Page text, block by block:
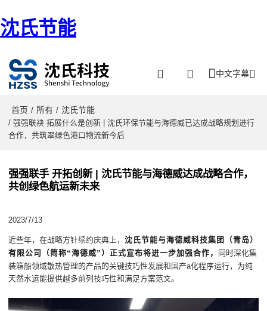
沈氏节能
中文字幕
首页 / 所有 / 沈氏节能
/ 强强联袂 拓展什么是创新 | 沈氏环保节能与海德威已达成战略规划进行
合作，共筑翠绿色港口物流新今后
强强联手 开拓创新 | 沈氏节能与海德威达成战略合作，
共创绿色航运新未来
2023/7/13
近些年，在战略方针续约庆典上，沈氏节能与海德威科技集团（青岛）
有限公司（简称“海德威”）正式宣布将进一步加强合作，
同时深化集
装箱船领域散热管理的产品的关键技巧性发展和国产a化程序运行，为纯
天然水运能提供越多前列技巧性和满足方案范文。